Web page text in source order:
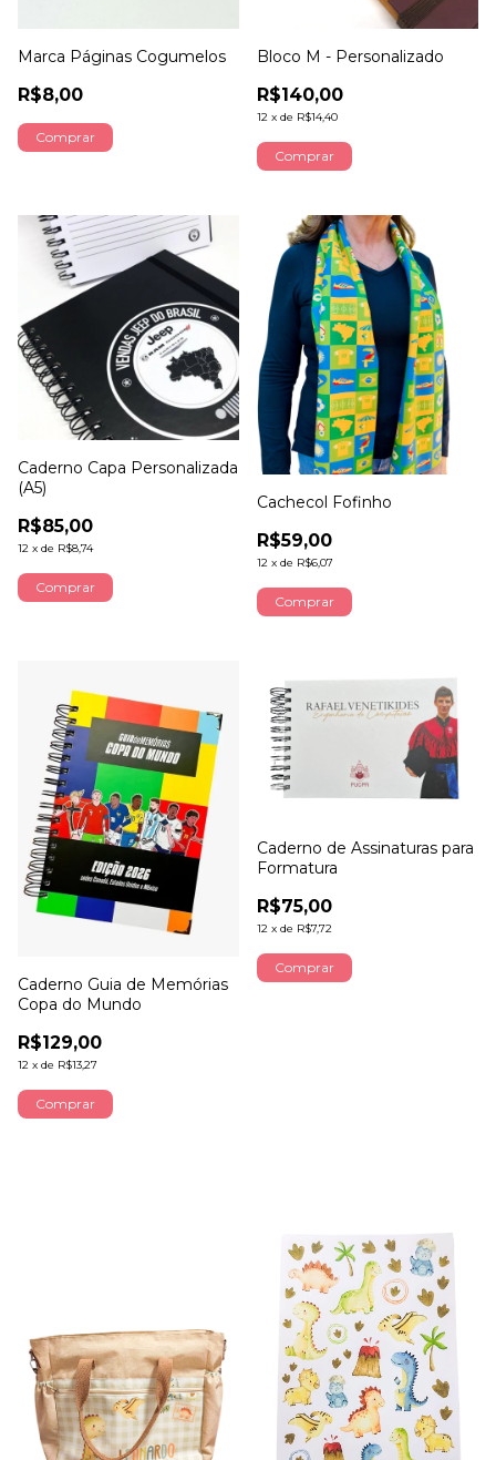
Marca Páginas Cogumelos
R$8,00
Comprar
Bloco M - Personalizado
R$140,00
12 x de R$14,40
Comprar
Caderno Capa Personalizada
(A5)
R$85,00
12 x de R$8,74
Cachecol Fofinho
R$59,00
12 x de R$6,07
Comprar
Caderno Guia de Memórias
Copa do Mundo
R$129,00
12 x de R$13,27
Caderno de Assinaturas para
Formatura
R$75,00
12 x de R$7,72
Comprar